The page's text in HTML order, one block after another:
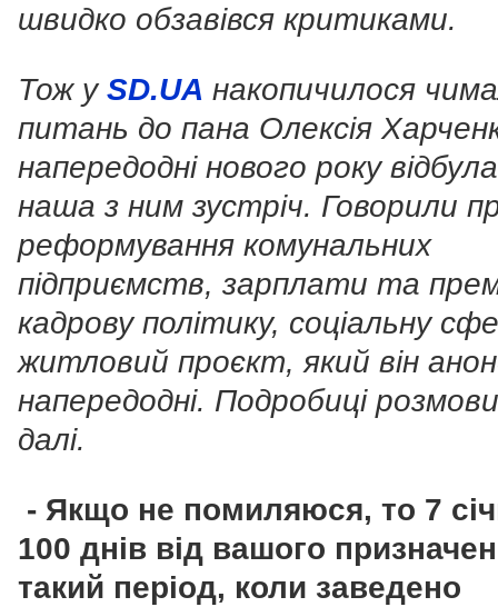
швидко обзавівся критиками.
Тож уSD.UA накопичилося
питань до пана Олексія
напередодні нового року
наша з ним зустріч. Говорили
реформування комунальних
підприємств, зарплати та
кадрову політику, соціальну
житловий проєкт, який він
напередодні. Подробиці
далі.
- Якщо не помиляюся, то 7
100 днів від вашого
такий період, коли заведено